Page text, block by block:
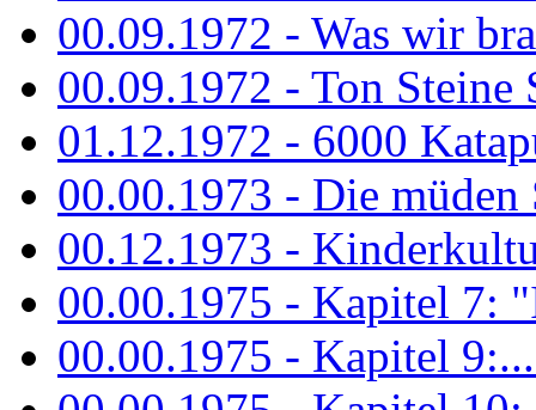
00.09.1972 - Was wir
00.09.1972 - Ton Steine
01.12.1972 - 6000
00.00.1973 - Die müden
00.12.1973 -
00.00.1975 - Kapitel 7:
00.00.1975 - Kapitel